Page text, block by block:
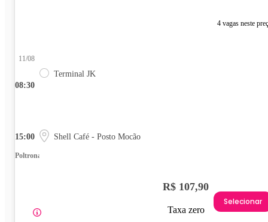
4 vagas neste
08:30
11/08
Terminal JK
15:00 Shell Café - Posto Mocão
Poltrona
R$ 107,90
Taxa zero
Selecionar